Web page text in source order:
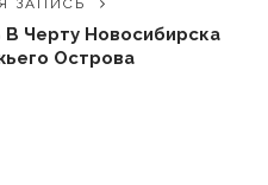
ЗАПИСЬ
Черту Новосибирска
Острова